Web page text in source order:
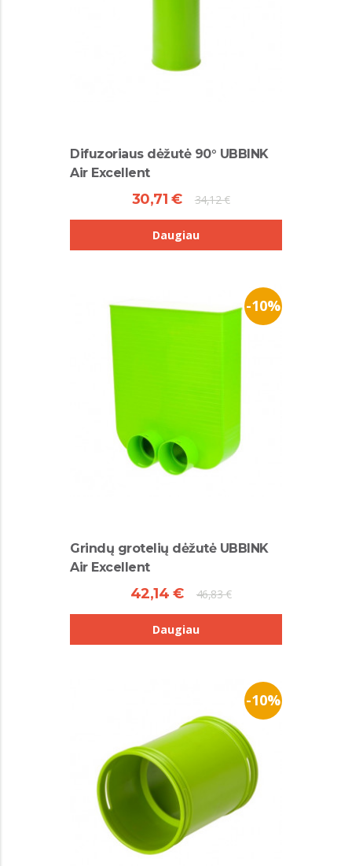
Difuzoriaus dėžutė 90° UBBINK
Air Excellent
30,71 € 34,12 €
Daugiau
-10%
Grindų grotelių dėžutė UBBINK
Air Excellent
42,14 € 46,83 €
Daugiau
-10%